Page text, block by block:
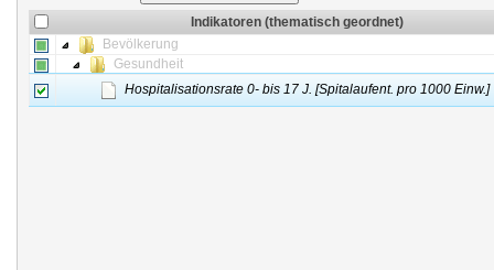
Indikatoren (thematisch geordnet)
Bevölkerung
Gesundheit
Hospitalisationsrate 0- bis 17 J. [Spitalaufent. pro 1000 Einw.]